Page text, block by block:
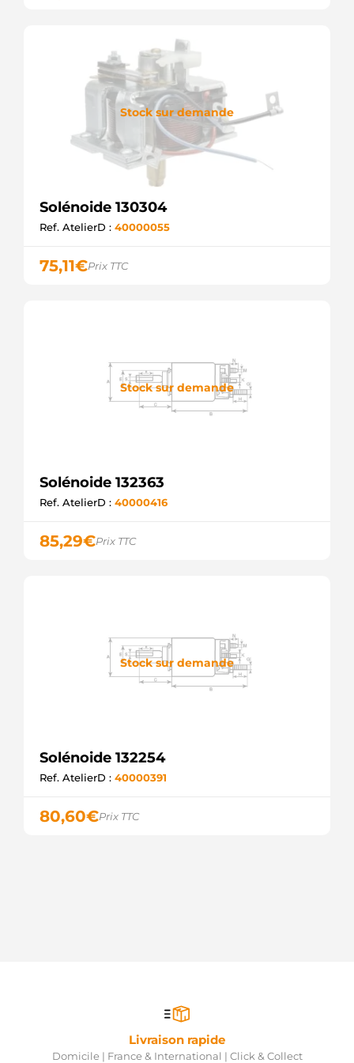
Stock sur demande
Solénoide 130304
Ref. AtelierD : 40000055
75,11€Prix TTC
Stock sur demande
Solénoide 132363
Ref. AtelierD : 40000416
85,29€Prix TTC
Stock sur demande
Solénoide 132254
Ref. AtelierD : 40000391
80,60€Prix TTC
Livraison rapide
Domicile | France & International | Click & Collect